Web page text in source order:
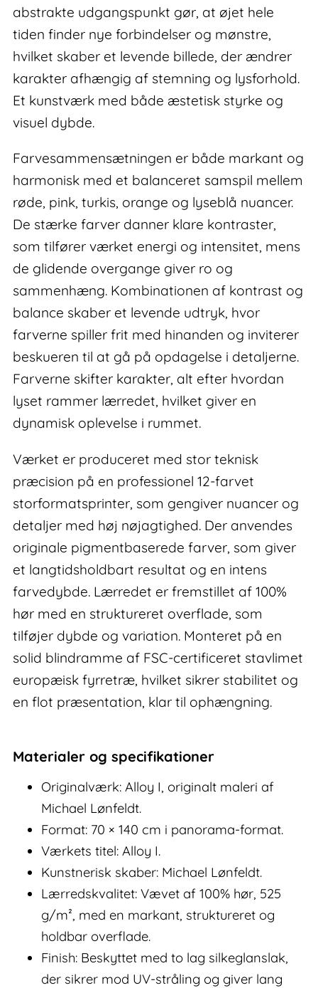
abstrakte udgangspunkt gør, at øjet hele
tiden finder nye forbindelser og mønstre,
hvilket skaber et levende billede, der ændrer
karakter afhængig af stemning og lysforhold.
Et kunstværk med både æstetisk styrke og
visuel dybde.
Farvesammensætningen er både markant og
harmonisk med et balanceret samspil mellem
røde, pink, turkis, orange og lyseblå nuancer.
De stærke farver danner klare kontraster,
som tilfører værket energi og intensitet, mens
de glidende overgange giver ro og
sammenhæng. Kombinationen af kontrast og
balance skaber et levende udtryk, hvor
farverne spiller frit med hinanden og inviterer
beskueren til at gå på opdagelse i detaljerne.
Farverne skifter karakter, alt efter hvordan
lyset rammer lærredet, hvilket giver en
dynamisk oplevelse i rummet.
Værket er produceret med stor teknisk
præcision på en professionel 12-farvet
storformatsprinter, som gengiver nuancer og
detaljer med høj nøjagtighed. Der anvendes
originale pigmentbaserede farver, som giver
et langtidsholdbart resultat og en intens
farvedybde. Lærredet er fremstillet af 100%
hør med en struktureret overflade, som
tilføjer dybde og variation. Monteret på en
solid blindramme af FSC-certificeret stavlimet
europæisk fyrretræ, hvilket sikrer stabilitet og
en flot præsentation, klar til ophængning.
Materialer og specifikationer
Originalværk: Alloy I, originalt maleri af
Michael Lønfeldt.
Format: 70 × 140 cm i panorama-format.
Værkets titel: Alloy I.
Kunstnerisk skaber: Michael Lønfeldt.
Lærredskvalitet: Vævet af 100% hør, 525
g/m², med en markant, struktureret og
holdbar overflade.
Finish: Beskyttet med to lag silkeglanslak,
der sikrer mod UV-stråling og giver lang